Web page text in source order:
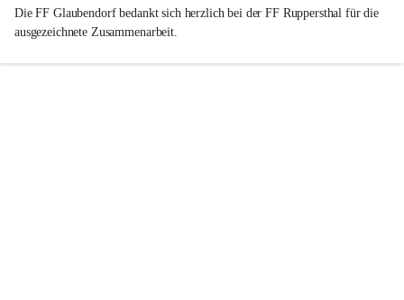
Die FF Glaubendorf bedankt sich herzlich bei der FF Ruppersthal für die
ausgezeichnete Zusammenarbeit.